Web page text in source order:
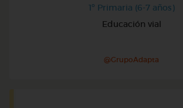
1º Primaria (6-7 años)
Educación vial
@GrupoAdapta